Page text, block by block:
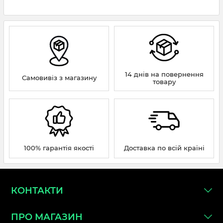
Самовивіз з магазину
14 днів на повернення
товару
100% гарантія якості Доставка по всій країні
КОНТАКТИ
ПРО МАГАЗИН